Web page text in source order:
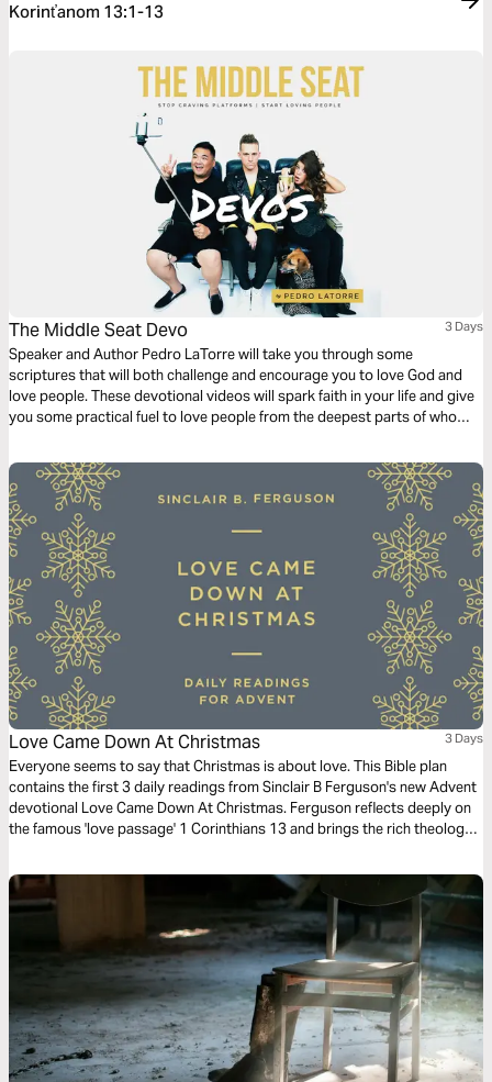
Korinťanom 13:1-13
The Middle Seat Devo 3 Days
Speaker and Author Pedro LaTorre will take you through some
scriptures that will both challenge and encourage you to love God and
love people. These devotional videos will spark faith in your life and give
you some practical fuel to love people from the deepest parts of who
Love Came Down At Christmas 3 Days
Everyone seems to say that Christmas is about love. This Bible plan
contains the first 3 daily readings from Sinclair B Ferguson's new Advent
devotional Love Came Down At Christmas. Ferguson reflects deeply on
the famous 'love passage' 1 Corinthians 13 and brings the rich theology